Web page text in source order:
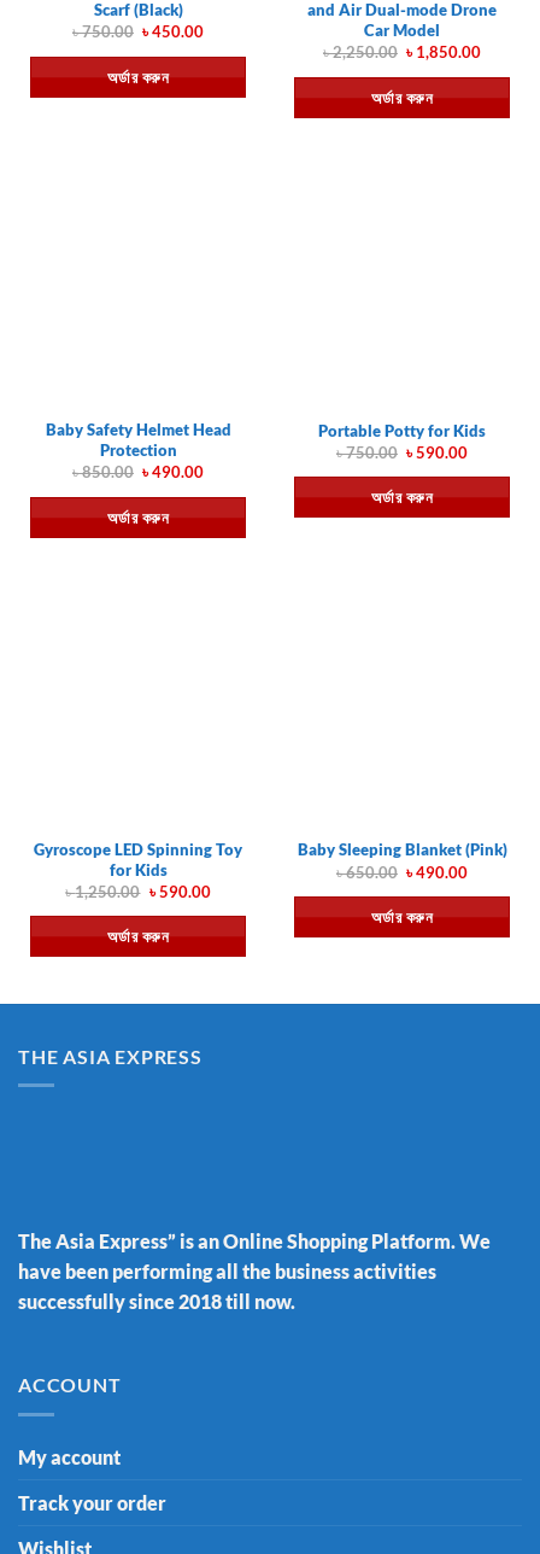
Scarf (Black)
৳750.00 Original
was:
৳ 750.00.
৳450.00Current
is:
৳ 450.00.
অর্ডার করুন
and Air Dual-mode Drone
Car Model
৳2,250.00 Original
price
was:
৳ 2,250.00.
৳1,850.00Current
is:
৳
অর্ডার করুন
Baby Safety Helmet Head
Protection
৳850.00 Original
was:
৳ 850.00.
৳490.00Current
is:
৳ 490.00.
অর্ডার করুন
Portable Potty for Kids
৳750.00 Original
was:
৳ 750.00.
৳590.00Current
is:
৳ 590.00.
অর্ডার করুন
Gyroscope LED Spinning Toy
for Kids
৳1,250.00 Original
was:
৳ 1,250.00.
৳590.00Current
is:
৳ 590.00.
অর্ডার করুন
Baby Sleeping Blanket (Pink)
৳650.00 Original
was:
৳ 650.00.
৳490.00Current
is:
৳ 490.00.
অর্ডার করুন
THE ASIA EXPRESS
The Asia Express” is an Online Shopping Platform. We
have been performing all the business activities
successfully since 2018 till now.
ACCOUNT
My account
Track your order
Wishlist